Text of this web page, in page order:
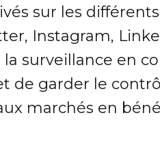
sur les
Instagram,
surveillance en
de garder le
marchés en